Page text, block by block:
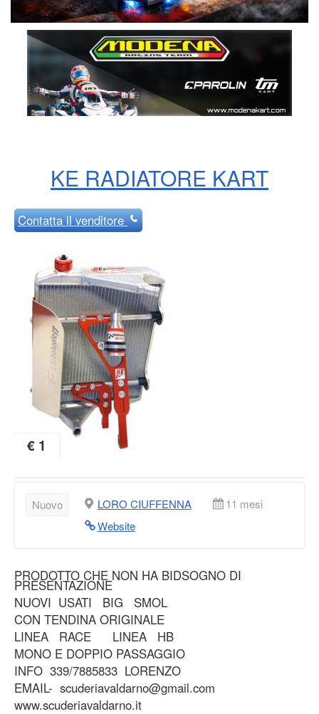
KE RADIATORE KART
Contattail venditore
€ 1
Nuovo LORO CIUFFENNA
11 mesi
Website
PRODOTTO CHE NON HA BIDSOGNO DI
PRESENTAZIONE
NUOVI USATI BIG SMOL
CON TENDINA ORIGINALE
LINEA RACE LINEA HB
MONO E DOPPIO PASSAGGIO
INFO 339/7885833 LORENZO
EMAIL- scuderiavaldarno@gmail.com
www.scuderiavaldarno.it